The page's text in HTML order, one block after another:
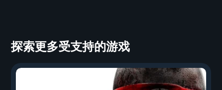
探索更多受支持的游戏